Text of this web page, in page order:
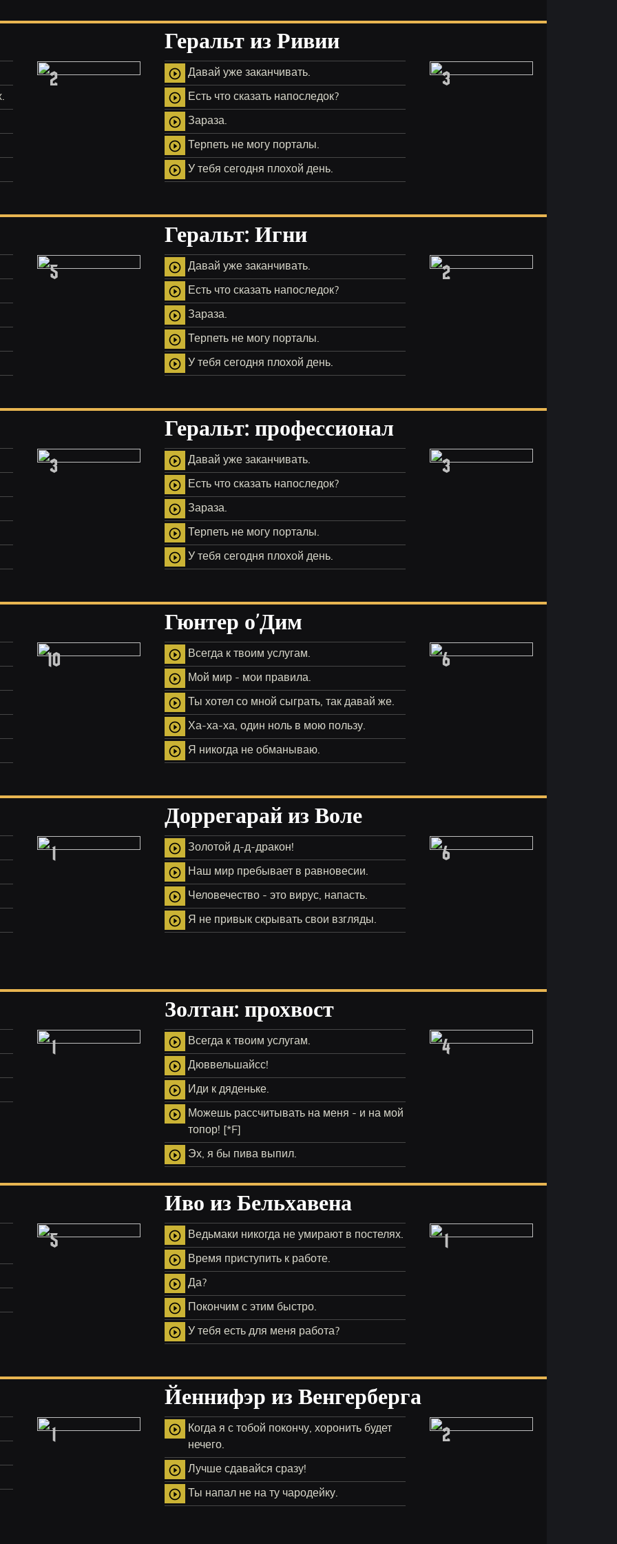
2
Геральт из Ривии
play_circle_outline Давай уже заканчивать.
play_circle_outline Есть что сказать напоследок?
play_circle_outline Зараза.
play_circle_outline Терпеть не могу порталы.
play_circle_outline У тебя сегодня плохой день.
3
5
Геральт: Игни
play_circle_outline Давай уже заканчивать.
play_circle_outline Есть что сказать напоследок?
play_circle_outline Зараза.
play_circle_outline Терпеть не могу порталы.
play_circle_outline У тебя сегодня плохой день.
2
3
Геральт: профессионал
play_circle_outline Давай уже заканчивать.
play_circle_outline Есть что сказать напоследок?
play_circle_outline Зараза.
play_circle_outline Терпеть не могу порталы.
play_circle_outline У тебя сегодня плохой день.
3
10
Гюнтер о'Дим
play_circle_outline Всегда к твоим услугам.
play_circle_outline Мой мир - мои правила.
play_circle_outline Ты хотел со мной сыграть, так давай же.
play_circle_outline Ха-ха-ха, один ноль в мою пользу.
play_circle_outline Я никогда не обманываю.
6
1
Доррегарай из Воле
play_circle_outline Золотой д-д-дракон!
play_circle_outline Наш мир пребывает в равновесии.
play_circle_outline Человечество - это вирус, напасть.
play_circle_outline Я не привык скрывать свои взгляды.
6
1
Золтан: прохвост
play_circle_outline Всегда к твоим услугам.
play_circle_outline Дюввельшайсс!
play_circle_outline Иди к дяденьке.
play_circle_outline Можешь рассчитывать на меня - и на мой
топор! [*F]
play_circle_outline Эх, я бы пива выпил.
4
5
Иво из Бельхавена
play_circle_outline Ведьмаки никогда не умирают в постелях.
play_circle_outline Время приступить к работе.
play_circle_outline Да?
play_circle_outline Покончим с этим быстро.
play_circle_outline У тебя есть для меня работа?
1
1
Йеннифэр из Венгерберга
play_circle_outline Когда я с тобой покончу, хоронить будет
нечего.
play_circle_outline Лучше сдавайся сразу!
play_circle_outline Ты напал не на ту чародейку.
2